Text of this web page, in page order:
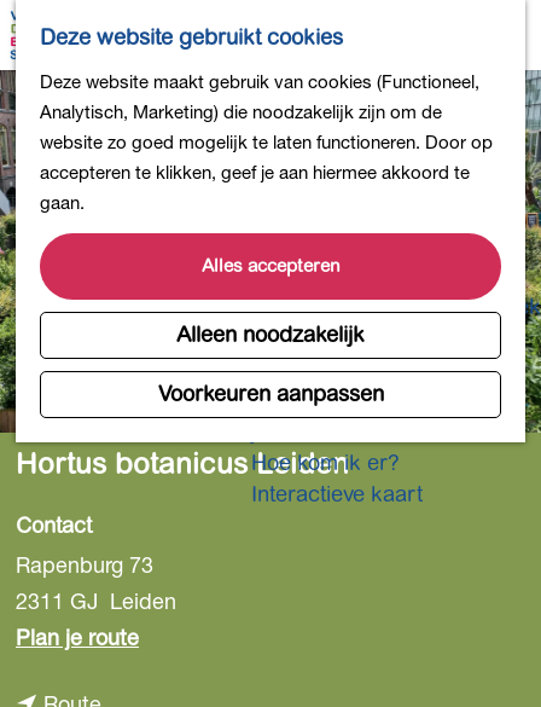
Deze website gebruikt cookies
Deze website maakt gebruik van cookies (Functioneel,
Analytisch, Marketing) die noodzakelijk zijn om de
website zo goed mogelijk te laten functioneren. Door op
accepteren te klikken, geef je aan hiermee akkoord te
gaan.
Alles accepteren
Alleen noodzakelijk
Voorkeuren aanpassen
G
a
n
a
a
r
d
e
h
o
m
e
K
a
r
t
Z
e
k
e
n
e
n
u
Bollen en Bloemen
Uit eten
DB4daagse - Inschrijven
Kinderactiviteiten
De natuur in
Musea en meer
Producten uit de Bollenstreek
Gezond en actief
Overnachten
Hoe kom ik er?
Interactieve kaart
Hortus botanicus Leiden
Contact
Rapenburg 73
2311 GJ Leiden
Plan je routen